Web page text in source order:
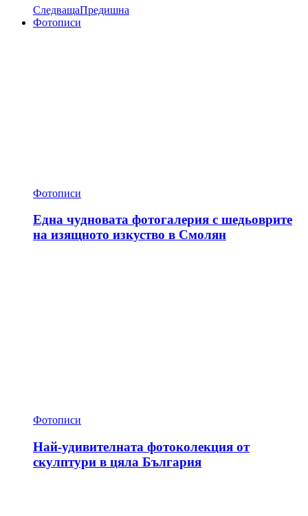
СледващаПредишна
Фотописи
Фотописи
Една чудновата фотогалерия с шедьоврите
на изящното изкуство в Смолян
Фотописи
Най-удивителната фотоколекция от
скулптури в цяла България